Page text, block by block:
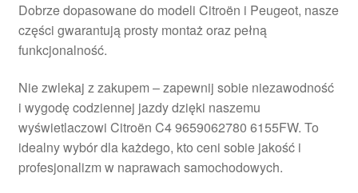
Wózek
Zasady i warunki
Dobrze dopasowane do modeli Citroën i Peugeot, nasze
części gwarantują prosty montaż oraz pełną
funkcjonalność.
Nie zwlekaj z zakupem – zapewnij sobie niezawodność
i wygodę codziennej jazdy dzięki naszemu
wyświetlaczowi Citroën C4 9659062780 6155FW. To
idealny wybór dla każdego, kto ceni sobie jakość i
profesjonalizm w naprawach samochodowych.